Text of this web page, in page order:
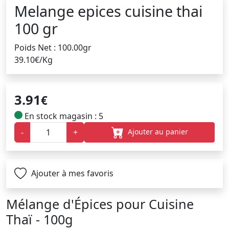
Melange epices cuisine thai
100 gr
Poids Net : 100.00gr
39.10€/Kg
3.91€
En stock magasin : 5
-
+ Ajouter au panier
Ajouter à mes favoris
Mélange d'Épices pour Cuisine
Thaï - 100g